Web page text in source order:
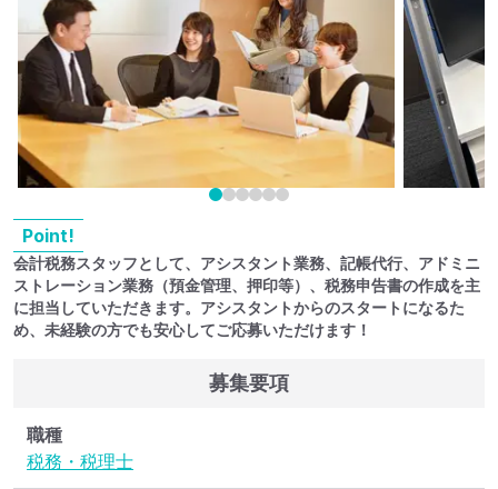
Point!
会計税務スタッフとして、アシスタント業務、記帳代行、アドミニ
ストレーション業務（預金管理、押印等）、税務申告書の作成を主
に担当していただきます。アシスタントからのスタートになるた
め、未経験の方でも安心してご応募いただけます！
募集要項
職種
税務・税理士